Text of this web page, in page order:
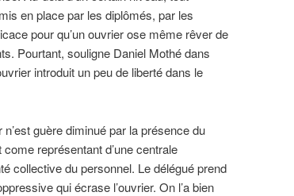
en place par les diplômés, par les
pour qu’un ouvrier ose même rêver de
Pourtant, souligne Daniel Mothé dans
introduit un peu de liberté dans le
n’est guère diminué par la présence du
représentant d’une centrale
collective du personnel. Le délégué prend
qui écrase l’ouvrier. On l’a bien